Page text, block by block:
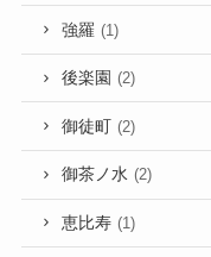
強羅 (1)
後楽園 (2)
御徒町 (2)
御茶ノ水 (2)
恵比寿 (1)